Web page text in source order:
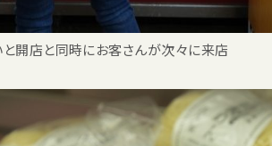
開店と同時にお客さんが次々に来店